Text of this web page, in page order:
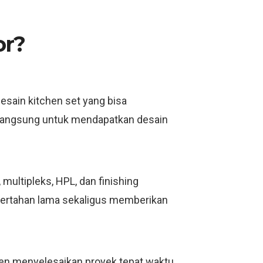
kitchen set yang bisa
untuk mendapatkan desain
HPL, dan finishing
lama sekaligus memberikan